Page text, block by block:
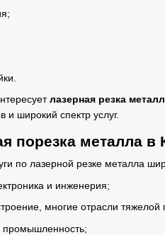
лазерная резка
и широкий спектр услуг.
порезка металла
по лазерной резке металла
и инженерия;
многие отрасли